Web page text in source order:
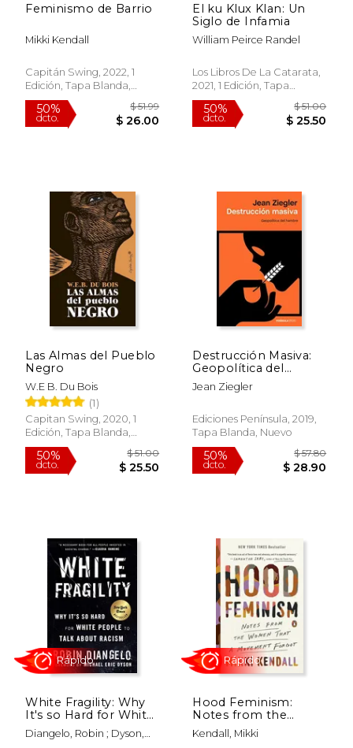
dcto. $ 11.89
Rápido
Feminismo de Barrio
Mikki Kendall
Capitán Swing, 2022, 1
Edición, Tapa Blanda,
Nuevo
El ku Klux Klan: Un
Siglo de Infamia
William Peirce Randel
Los Libros De La Catarata,
2021, 1 Edición, Tapa
Blanda, Nuevo
Las Almas del Pueblo
Negro
W.E B. Du Bois
(1)
Capitan Swing, 2020, 1
Edición, Tapa Blanda,
Nuevo
Destrucción Masiva:
Geopolítica del
Hambre
Jean Ziegler
Ediciones Península, 2019,
Tapa Blanda, Nuevo
White Fragility: Why
It's so Hard for White
People to Talk About
Racism (en Inglés)
Diangelo, Robin ; Dyson,
Hood Feminism:
Notes from the
Women That a
Movement Forgot
Kendall, Mikki